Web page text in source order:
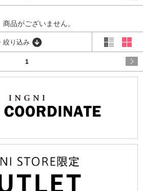
商品がございません。
絞り込み
1